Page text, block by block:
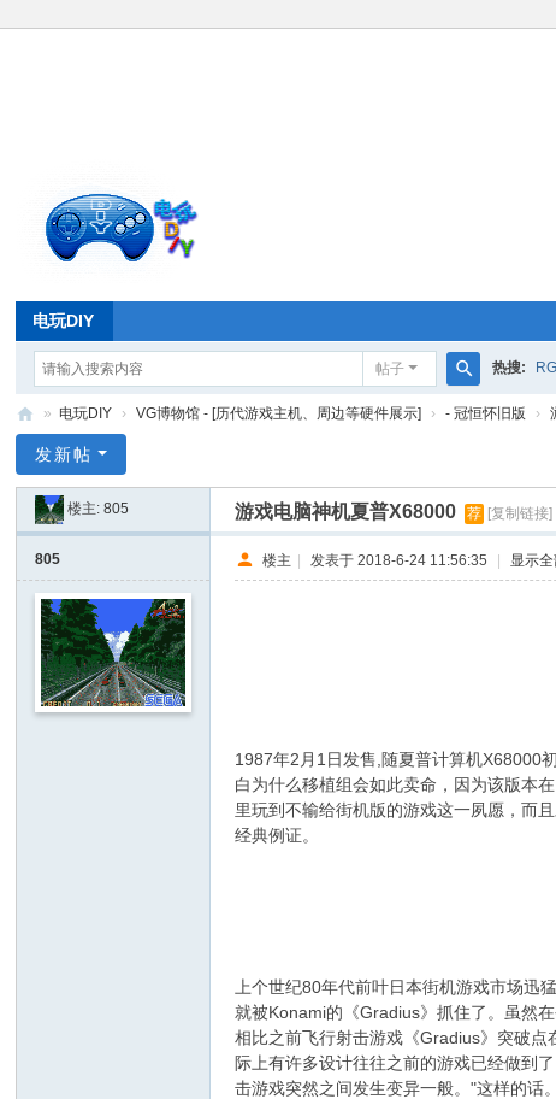
电玩DIY
帖子
搜
热搜:
玩
» 电玩DIY › VG博物馆 - [历代游戏主机、周边等硬件展示] › - 冠恒怀旧版 ›
发新帖
楼主:805 游戏电脑神机夏普X68000 荐 [复制链接]
805 楼主 | 发表于 2018-6-24 11:56:35 | 显示
1987年2月1日发售,随夏普计算机X68000
白为什么移植组会如此卖命，因为该版本
里玩到不输给街机版的游戏这一夙愿，而
经典例证。
上个世纪80年代前叶日本街机游戏市场
就被Konami的《Gradius》抓住了。虽然
相比之前飞行射击游戏《Gradius》突破
际上有许多设计往往之前的游戏已经做到
击游戏突然之间发生变异一般。"这样的话。